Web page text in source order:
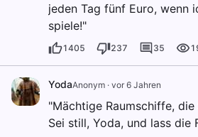
jeden Tag fünf Euro, wenn
spiele!"
1405 237 35
YodaAnonym · vor 6 Jahren
"Mächtige Raumschiffe,
Sei still, Yoda, und lass die